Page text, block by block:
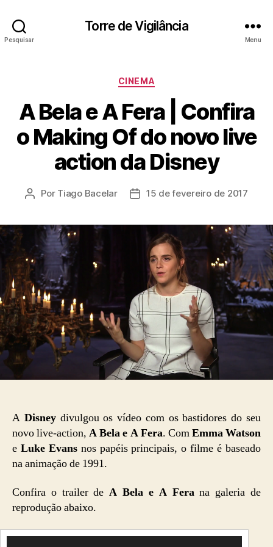
Pesquisar
Torre de Vigilância
Menu
Categorias
CINEMA
A Bela e A Fera | Confira
o Making Of do novo live
action da Disney
Autor
Por Tiago Bacelar
Data15 de fevereiro de 2017
A Disneydivulgou os vídeo com os bastidores do seu
novo live-action,A Bela e A Fera. ComEmma Watson
e Luke Evansnos papéis principais, o filme é baseado
na animação de 1991.
Confira o trailer deA Bela e A Ferana galeria de
reprodução abaixo.